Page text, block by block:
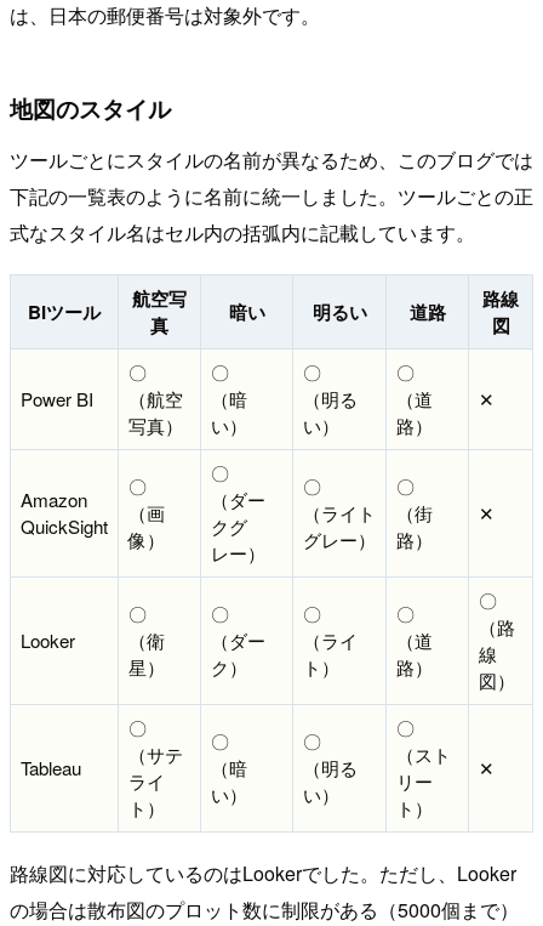
は、日本の郵便番号は対象外です。
地図のスタイル
ツールごとにスタイルの名前が異なるため、このブログでは
下記の一覧表のように名前に統一しました。ツールごとの正
式なスタイル名はセル内の括弧内に記載しています。
BIツール
航空写
真
暗い 明るい 道路
路線
図
Power BI
〇
（航空
写真）
〇
（暗
い）
〇
（明る
い）
〇
（道
路）
✕
Amazon
QuickSight
〇
（画
像）
〇
（ダー
クグ
レー）
〇
（ライト
グレー）
〇
（街
路）
✕
Looker
〇
（衛
星）
〇
（ダー
ク）
〇
（ライ
ト）
〇
（道
路）
〇
（路
線
図）
Tableau
〇
（サテ
ライ
ト）
〇
（暗
い）
〇
（明る
い）
〇
（スト
リー
ト）
✕
路線図に対応しているのはLookerでした。ただし、Looker
の場合は散布図のプロット数に制限がある（5000個まで）